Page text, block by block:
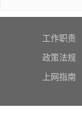
工作职责
政策法规
上网指南